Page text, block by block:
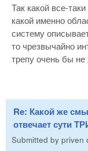
Так какой все-
какой именно
систему
то чрезвычайно
трепу очень бы не
Re: Какой же
отвечает сути
Submitted by priven